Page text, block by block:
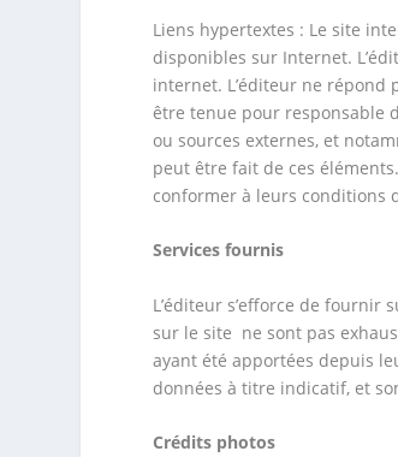
Liens hypertextes : Le site
disponibles sur Internet.
internet. L’éditeur ne
être tenue pour responsable
ou sources externes, et
peut être fait de ces
conformer à leurs conditions
Services fournis
L’éditeur s’efforce de
sur le site ne sont pas
ayant été apportées depuis
données à titre indicatif, et
Crédits photos